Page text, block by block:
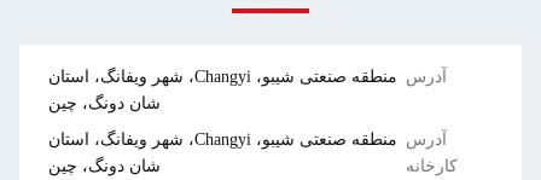
آدرس
منطقه صنعتی شیبو، Changyi، شهر ویفانگ، استان
شان دونگ، چین
آدرس
کارخانه
منطقه صنعتی شیبو، Changyi، شهر ویفانگ، استان
شان دونگ، چین